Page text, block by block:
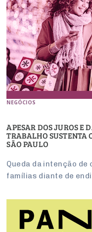
NEGÓCIOS
APESAR DOS JUROS E
TRABALHO SUSTENTA
SÃO PAULO
Queda da intenção
famílias diante de